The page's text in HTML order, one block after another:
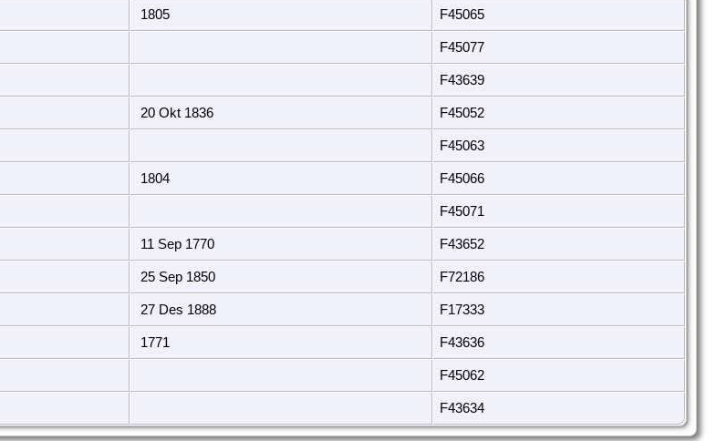
1805 F45065
F45077
F43639
20 Okt 1836 F45052
F45063
1804 F45066
F45071
11 Sep 1770 F43652
25 Sep 1850 F72186
27 Des 1888 F17333
1771 F43636
F45062
F43634